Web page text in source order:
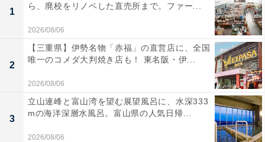
1
ら、廃校をリノベした直売所まで。ファー...
2026/08/06
2
【三重県】伊勢名物「赤福」の直営店に、全国
唯一のコメダ大判焼き店も！ 東名阪・伊...
2026/08/06
3
立山連峰と富山湾を望む展望風呂に、水深333
mの海洋深層水風呂。富山県の人気日帰...
2026/08/06